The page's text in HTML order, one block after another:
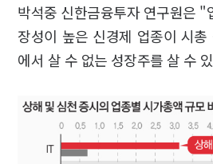
박석중 신한금융투자 연구원은 "
장성이 높은 신경제 업종이 시
에서 살 수 없는 성장주를 살 수